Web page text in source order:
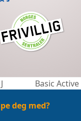
next
post:
Basic
deg med?